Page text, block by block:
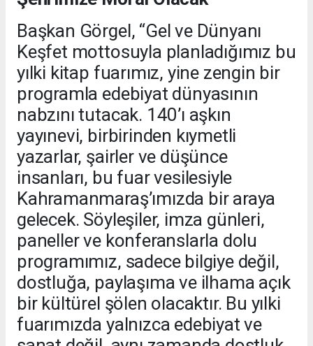
Başkan Görgel, “Gel ve Dünyanı
Keşfet mottosuyla planladığımız bu
yılki kitap fuarımız, yine zengin bir
programla edebiyat dünyasının
nabzını tutacak. 140’ı aşkın
yayınevi, birbirinden kıymetli
yazarlar, şairler ve düşünce
insanları, bu fuar vesilesiyle
Kahramanmaraş’ımızda bir araya
gelecek. Söyleşiler, imza günleri,
paneller ve konferanslarla dolu
programımız, sadece bilgiye değil,
dostluğa, paylaşıma ve ilhama açık
bir kültürel şölen olacaktır. Bu yılki
fuarımızda yalnızca edebiyat ve